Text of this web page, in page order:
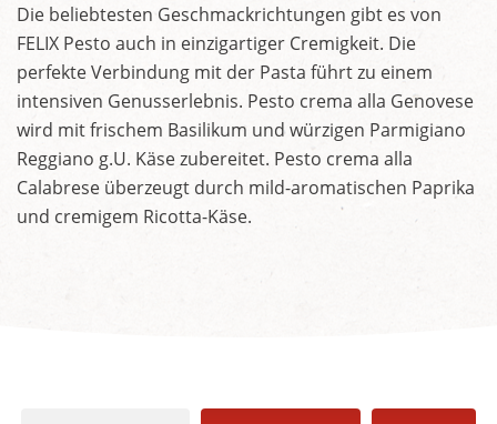
Die beliebtesten Geschmackrichtungen gibt es von
FELIX Pesto auch in einzigartiger Cremigkeit. Die
perfekte Verbindung mit der Pasta führt zu einem
intensiven Genusserlebnis. Pesto crema alla Genovese
wird mit frischem Basilikum und würzigen Parmigiano
Reggiano g.U. Käse zubereitet. Pesto crema alla
Calabrese überzeugt durch mild-aromatischen Paprika
und cremigem Ricotta-Käse.